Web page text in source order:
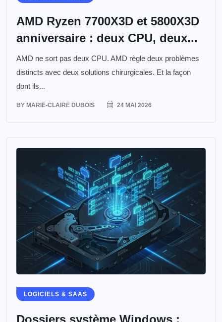
AMD Ryzen 7700X3D et 5800X3D
anniversaire : deux CPU, deux...
AMD ne sort pas deux CPU. AMD règle deux problèmes
distincts avec deux solutions chirurgicales. Et la façon
dont ils...
BY MARIE-CLAIRE DUBOIS 24 MAI 2026
LOGICIELS & SAAS
Dossiers système Windows :